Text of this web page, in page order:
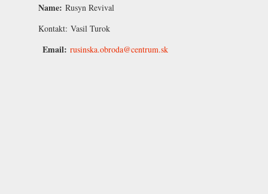
Name: Rusyn Revival
Kontakt: Vasil Turok
Email: rusinska.obroda@centrum.sk